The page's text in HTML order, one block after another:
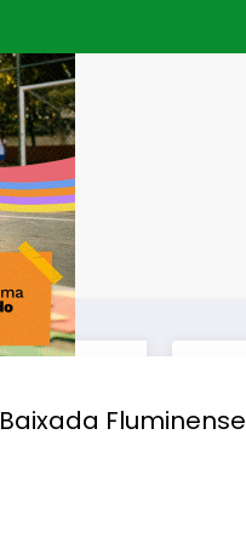
Baixada Fluminense